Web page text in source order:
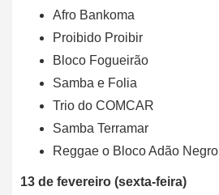
Afro Bankoma
Proibido Proibir
Bloco Fogueirão
Samba e Folia
Trio do COMCAR
Samba Terramar
Reggae o Bloco Adão Negro
13 de fevereiro (sexta-feira)